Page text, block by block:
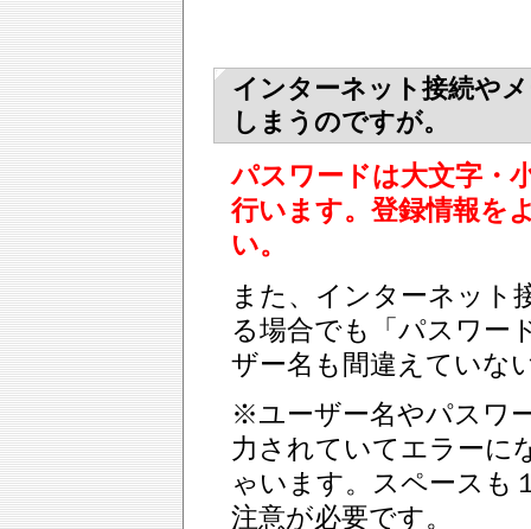
インターネット接続や
しまうのですが。
パスワードは大文字・
行います。登録情報を
い。
また、インターネット
る場合でも「パスワー
ザー名も間違えていな
※ユーザー名やパスワ
力されていてエラーに
ゃいます。スペースも
注意が必要です。